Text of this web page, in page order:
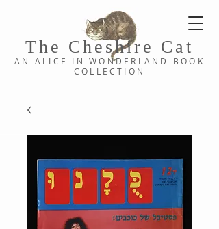
The Cheshire C at
AN ALICE IN WONDERLAND BOOK
COLLE CTION